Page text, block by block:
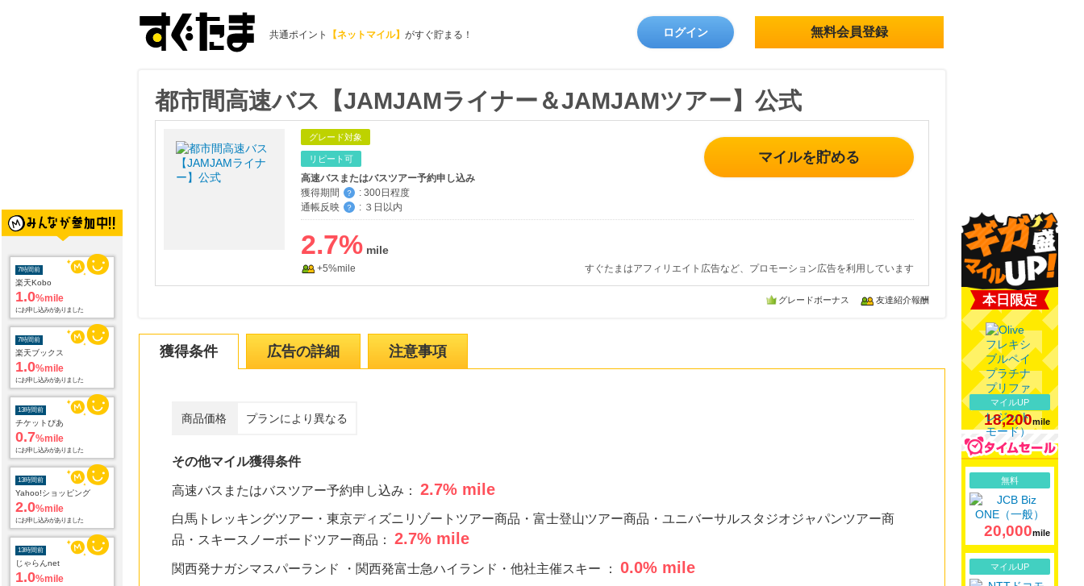
共通ポイント 【ネットマイル】 がすぐ貯まる！ ログイン 無料会員登録
7時間前
楽天Kobo
1.0%mile
にお申し込みがありました
7時間前
楽天ブックス
1.0%mile
にお申し込みがありました
13時間前
チケットぴあ
0.7%mile
にお申し込みがありました
13時間前
Yahoo!ショッピング
2.0%mile
にお申し込みがありました
13時間前
じゃらんnet
1.0%mile
都市間高速バス【JAMJAMライナー＆JAMJAMツアー】公式
グレード対象
リピート可
高速バスまたはバスツアー予約申し込み
獲得期間
？ : 300日程度
通帳反映
？ : ３日以内
マイルを貯める
2.7%
+5%mile すぐたまはアフィリエイト広告など、プロモーション広告を利用しています
グレードボーナス 友達紹介報酬
獲得条件 広告の詳細 注意事項
商品価格 プランにより異なる
その他マイル獲得条件
高速バスまたはバスツアー予約申し込み： 2.7% mile
白馬トレッキングツアー・東京ディズニリゾートツアー商品・富士登山ツアー商品・ユニバーサルスタジオジャパンツアー商
品・スキースノーボードツアー商品： 2.7% mile
関西発ナガシマスパーランド ・関西発富士急ハイランド・他社主催スキー ： 0.0% mile
本日限定
マイルUP
18,200mile
無料
20,000mile
マイルUP